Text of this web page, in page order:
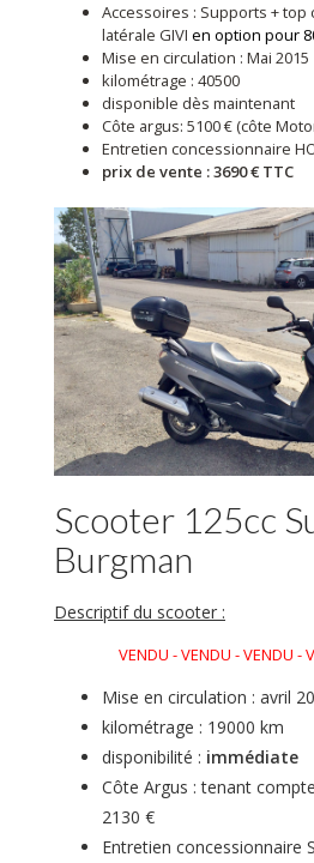
Accessoires : Supports + top
latérale GIVI en option pour
Mise en circulation : Mai 2015
kilométrage : 40500
disponible dès maintenant
Côte argus: 5100 € (côte
Entretien concessionnaire
prix de vente : 3690 € TTC
Scooter 125cc
Burgman
Descriptif du scooter :
VENDU - VENDU - VENDU -
Mise en circulation : avril
kilométrage : 19000 km
disponibilité : immédiate
Côte Argus : tenant
2130 €
Entretien concessionnaire